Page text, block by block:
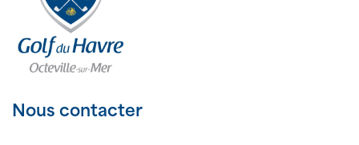
Nous contacter